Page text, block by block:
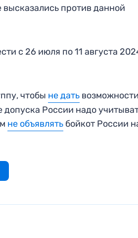
против данной
с 26 июля по 11 августа
чтобы не дать
допуска России надо
не объявлятьбойкот России